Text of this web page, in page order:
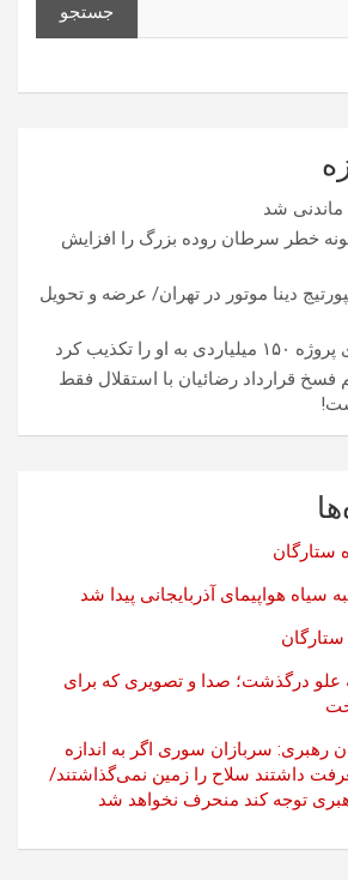
جستجو
ماندنی شد
خطر سرطان روده بزرگ را افزایش
دینا موتور در تهران/ عرضه و تحویل
را تکذیب کرد
قرارداد رضائیان با استقلال فقط
ستارگان
سیاه هواپیمای آذربایجانی پیدا شد
علو درگذشت؛ صدا و تصویری که برای
رهبری: سربازان سوری اگر به اندازه
داشتند سلاح را زمین نمی‌گذاشتند/
توجه کند منحرف نخواهد شد